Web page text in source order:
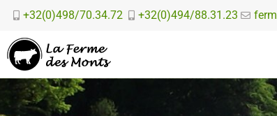
+32(0)498/70.34.72 +32(0)494/88.31.23